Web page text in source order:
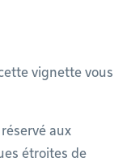
vignette vous
aux
étroites de